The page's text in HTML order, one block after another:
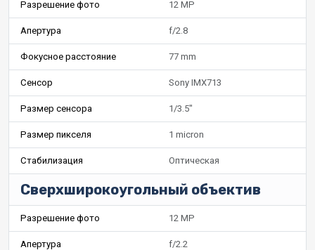
Разрешение фото 12 MP
Апертура f/2.8
Фокусное расстояние 77 mm
Сенсор Sony IMX713
Размер сенсора 1/3.5"
Размер пикселя 1 micron
Стабилизация Оптическая
Сверхширокоугольный объектив
Разрешение фото 12 MP
Апертура f/2.2